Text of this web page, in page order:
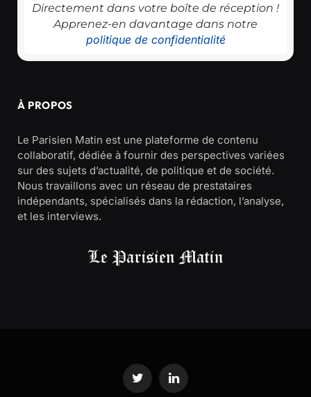
Directement dans votre boîte de réception !
Apprenez-en davantage dans notre
politique de confidentialité
À PROPOS
Le Parisien Matin est une plateforme de contenu
collaboratif, dédiée à fournir des perspectives variées
sur des sujets d’actualité, de politique et de société.
Nous travaillons avec un réseau de prestataires
indépendants, spécialisés dans la rédaction, l’analyse,
et les interviews.
Twitter LinkedIn